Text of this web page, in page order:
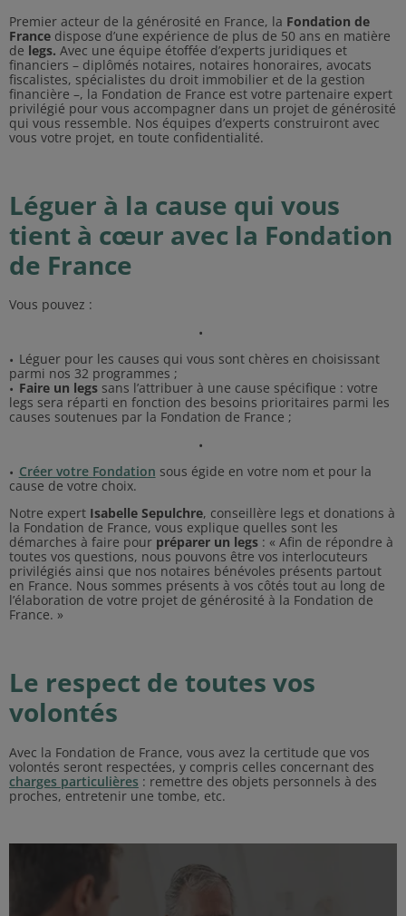
Premier acteur de la générosité en France, la Fondation de
France dispose d’une expérience de plus de 50 ans en matière
de legs. Avec une équipe étoffée d’experts juridiques et
financiers – diplômés notaires, notaires honoraires, avocats
fiscalistes, spécialistes du droit immobilier et de la gestion
financière –, la Fondation de France est votre partenaire expert
privilégié pour vous accompagner dans un projet de générosité
qui vous ressemble. Nos équipes d’experts construiront avec
vous votre projet, en toute confidentialité.
Léguer à la cause qui vous
tient à cœur avec la Fondation
de France
Vous pouvez :
Léguer pour les causes qui vous sont chères en choisissant
parmi nos 32 programmes ;
Faire un legssans l’attribuer à une cause spécifique : votre
legs sera réparti en fonction des besoins prioritaires parmi les
causes soutenues par la Fondation de France ;
Créer votre Fondation sous égide en votre nom et pour la
cause de votre choix.
Notre expert Isabelle Sepulchre, conseillère legs et donations à
la Fondation de France, vous explique quelles sont les
démarches à faire pour préparer un legs : « Afin de répondre à
toutes vos questions, nous pouvons être vos interlocuteurs
privilégiés ainsi que nos notaires bénévoles présents partout
en France. Nous sommes présents à vos côtés tout au long de
l’élaboration de votre projet de générosité à la Fondation de
France. »
Le respect de toutes vos
volontés
Avec la Fondation de France, vous avez la certitude que vos
volontés seront respectées, y compris celles concernant des
charges particulières : remettre des objets personnels à des
proches, entretenir une tombe, etc.